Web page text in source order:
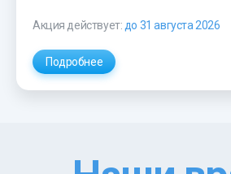
Акция действует: до 31 августа 2026
Подробнее